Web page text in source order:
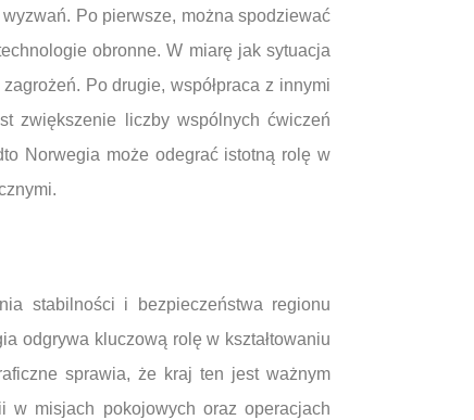
Po pierwsze, można spodziewać
obronne. W miarę jak sytuacja
Po drugie, współpraca z innymi
zwiększenie liczby wspólnych ćwiczeń
Norwegia może odegrać istotną rolę w
stabilności i bezpieczeństwa regionu
odgrywa kluczową rolę w kształtowaniu
sprawia, że kraj ten jest ważnym
w misjach pokojowych oraz operacjach